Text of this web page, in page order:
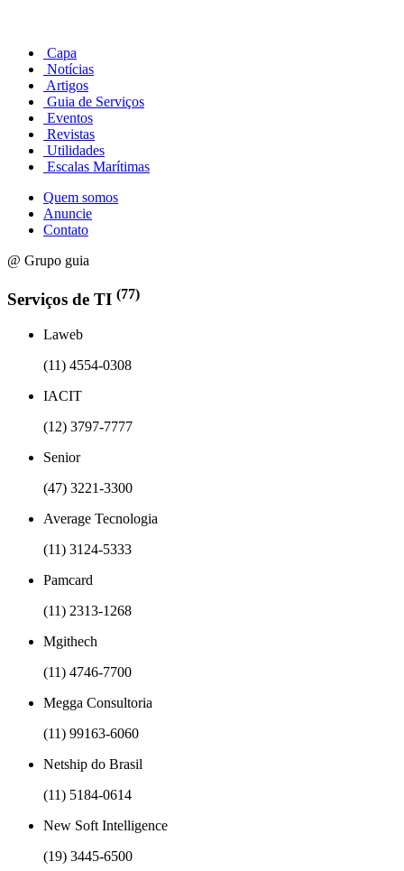
Capa
Notícias
Artigos
Guia de Serviços
Eventos
Revistas
Utilidades
Escalas Marítimas
Quem somos
Anuncie
Contato
@ Grupo guia
Serviços de TI (77)
Laweb
(11) 4554-0308
IACIT
(12) 3797-7777
Senior
(47) 3221-3300
Average Tecnologia
(11) 3124-5333
Pamcard
(11) 2313-1268
Mgithech
(11) 4746-7700
Megga Consultoria
(11) 99163-6060
Netship do Brasil
(11) 5184-0614
New Soft Intelligence
(19) 3445-6500